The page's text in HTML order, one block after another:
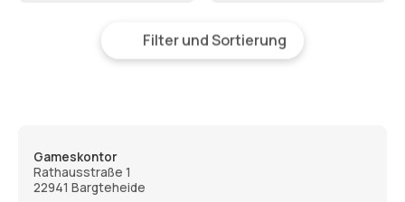
Filter und Sortierung
Gameskontor
Rathausstraße 1
22941 Bargteheide